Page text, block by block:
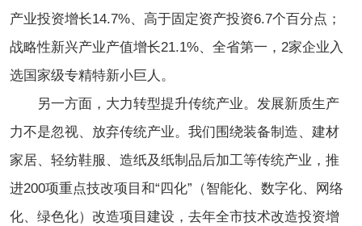
产业投资增长14.7%、高于固定资产投资6.7个百分点；
战略性新兴产业产值增长21.1%、全省第一，2家企业入
选国家级专精特新小巨人。
另一方面，大力转型提升传统产业。发展新质生产
力不是忽视、放弃传统产业。我们围绕装备制造、建材
家居、轻纺鞋服、造纸及纸制品后加工等传统产业，推
进200项重点技改项目和“四化”（智能化、数字化、网络
化、绿色化）改造项目建设，去年全市技术改造投资增